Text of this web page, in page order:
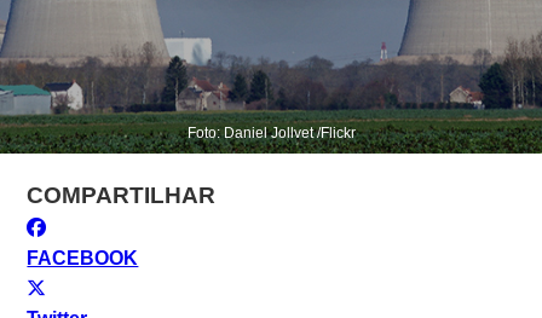
Foto: Daniel Jollvet /Flickr
COMPARTILHAR
FACEBOOK